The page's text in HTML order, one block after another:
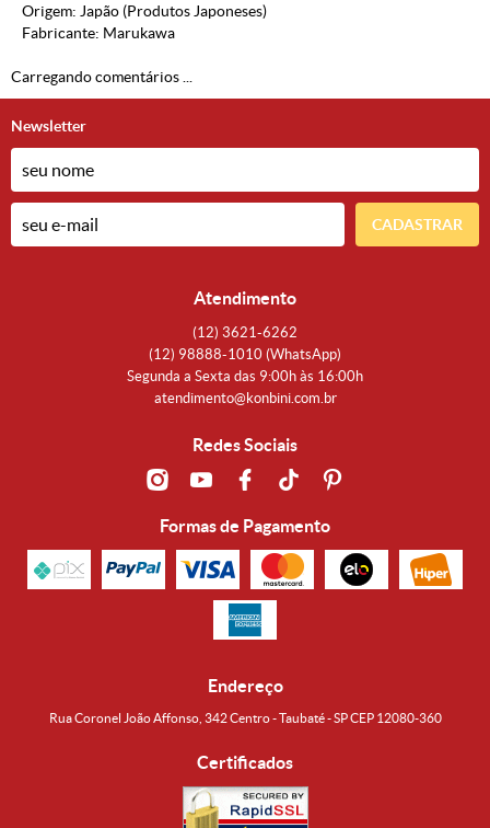
Origem: Japão (Produtos Japoneses)
Fabricante: Marukawa
Carregando comentários ...
Newsletter
CADASTRAR
Atendimento
(12) 3621-6262
(12) 98888-1010 (WhatsApp)
Segunda a Sexta das 9:00h às 16:00h
atendimento@konbini.com.br
Redes Sociais
Formas de Pagamento
Endereço
Rua Coronel João Affonso, 342 Centro - Taubaté - SP CEP 12080-360
Certificados